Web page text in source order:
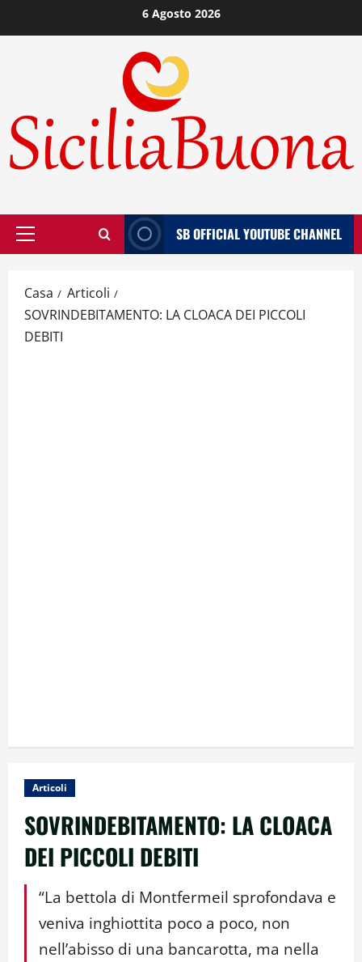
al
6 Agosto 2026
Menù
SB OFFICIAL YOUTUBE CHANNEL
Casa
Articoli
SOVRINDEBITAMENTO: LA CLOACA DEI PICCOLI
DEBITI
Articoli
SOVRINDEBITAMENTO: LA CLOACA
DEI PICCOLI DEBITI
“La bettola di Montfermeil sprofondava e
veniva inghiottita poco a poco, non
nell’abisso di una bancarotta, ma nella